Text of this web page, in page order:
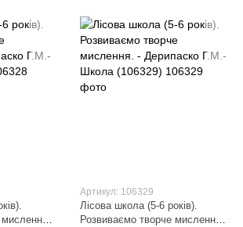
мислення.
Артикул: 106329
Лісова школа (5-6 років).
Розвиваємо творче мислення. -